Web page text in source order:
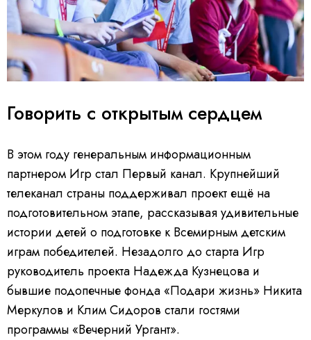
Говорить с открытым сердцем
В этом году генеральным информационным
партнером Игр стал Первый канал. Крупнейший
телеканал страны поддерживал проект ещё на
подготовительном этапе, рассказывая удивительные
истории детей о подготовке к Всемирным детским
играм победителей. Незадолго до старта Игр
руководитель проекта Надежда Кузнецова и
бывшие подопечные фонда «Подари жизнь» Никита
Меркулов и Клим Сидоров стали гостями
программы «Вечерний Ургант».